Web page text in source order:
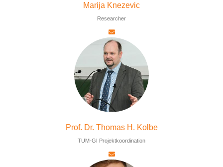
Marija Knezevic
Researcher
Prof. Dr. Thomas H. Kolbe
TUM-GI Projektkoordination